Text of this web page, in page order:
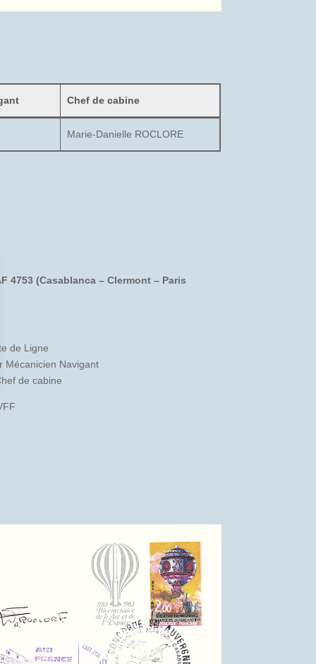
Chef de cabine
Marie-Danielle ROCLORE
4753 (Casablanca – Clermont – Paris
de Ligne
Mécanicien Navigant
de cabine